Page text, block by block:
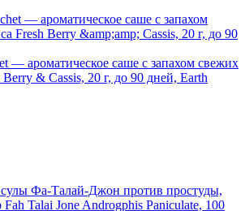
— ароматическое саше с запахом свежих
Berry & Cassis, 20 г, до 90 дней, Earth